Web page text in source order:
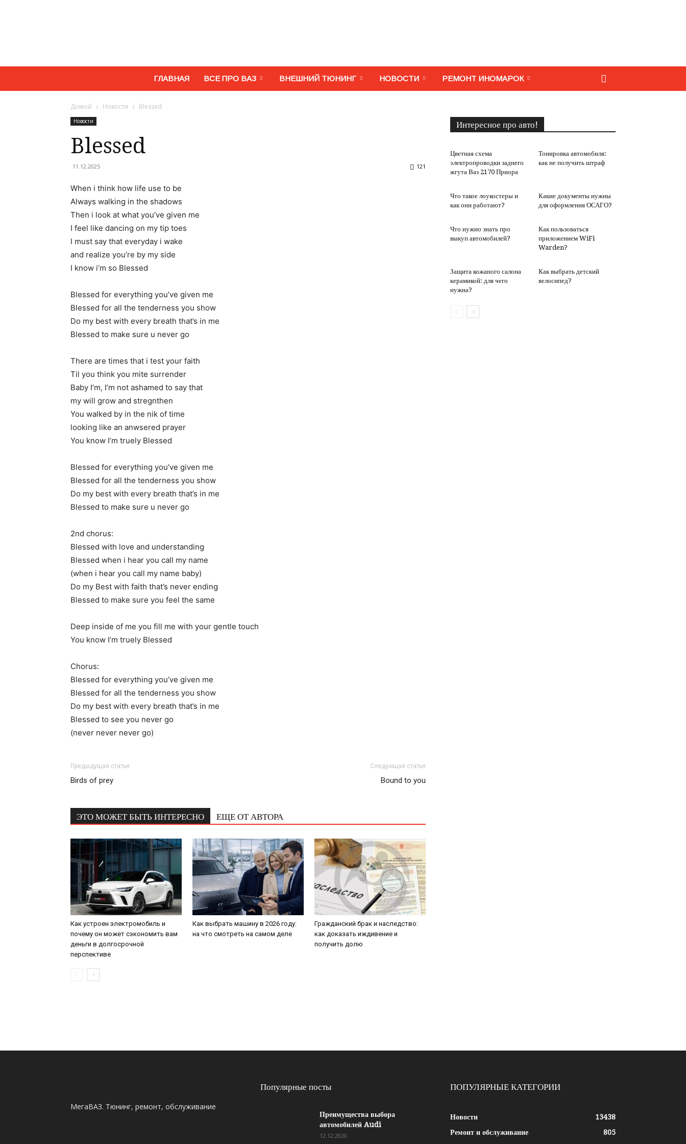
МегаВАЗ.
ГЛАВНАЯ ВСЕ ПРО ВАЗ ВНЕШНИЙ ТЮНИНГ НОВОСТИ РЕМОНТ ИНОМАРОК
Домой Новости Blessed
Новости
Blessed
11.12.2025 121
When i think how life use to be
Always walking in the shadows
Then i look at what you’ve given me
I feel like dancing on my tip toes
I must say that everyday i wake
and realize you’re by my side
I know i’m so Blessed
Blessed for everything you’ve given me
Blessed for all the tenderness you show
Do my best with every breath that’s in me
Blessed to make sure u never go
There are times that i test your faith
Til you think you mite surrender
Baby I’m, I’m not ashamed to say that
my will grow and stregnthen
You walked by in the nik of time
looking like an anwsered prayer
You know I’m truely Blessed
Blessed for everything you’ve given me
Blessed for all the tenderness you show
Do my best with every breath that’s in me
Blessed to make sure u never go
2nd chorus:
Blessed with love and understanding
Blessed when i hear you call my name
(when i hear you call my name baby)
Do my Best with faith that’s never ending
Blessed to make sure you feel the same
Deep inside of me you fill me with your gentle touch
You know I’m truely Blessed
Chorus:
Blessed for everything you’ve given me
Blessed for all the tenderness you show
Do my best with every breath that’s in me
Blessed to see you never go
(never never never go)
Предыдущая статья
Birds of prey
Следующая статья
Bound to you
ЭТО МОЖЕТ БЫТЬ ИНТЕРЕСНО ЕЩЕ ОТ АВТОРА
Как устроен электромобиль и
почему он может сэкономить вам
деньги в долгосрочной
перспективе
Как выбрать машину в 2026 году:
на что смотреть на самом деле
Гражданский брак и наследство:
как доказать иждивение и
получить долю
Интересное про авто!
Цветная схема
электропроводки заднего
жгута Ваз 2170 Приора
Тонировка автомобиля:
как не получить штраф
Что такое лоукостеры и
как они работают?
Какие документы нужны
для оформления ОСАГО?
Что нужно знать про
выкуп автомобилей?
Как пользоваться
приложением WiFi
Warden?
Защита кожаного салона
керамикой: для чего
нужна?
Как выбрать детский
велосипед?
МегаВАЗ. Тюнинг, ремонт, обслуживание
Популярные посты
Преимущества выбора
автомобилей Audi
12.12.2020
ПОПУЛЯРНЫЕ КАТЕГОРИИ
Новости
13438
Ремонт и обслуживание
805